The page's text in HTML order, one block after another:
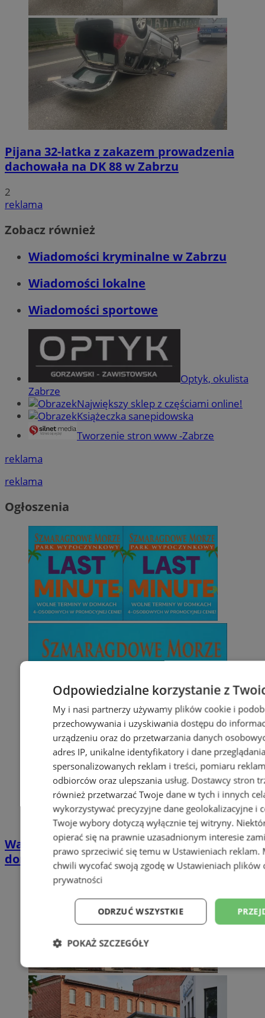
Pijana 32-latka z zakazem prowadzenia
dachowała na DK 88 w Zabrzu
2
reklama
Zobacz również
Wiadomości kryminalne w Zabrzu
Wiadomości lokalne
Wiadomości sportowe
Optyk, okulista
Zabrze
Największy sklep z częściami online!
Książeczka sanepidowska
Tworzenie stron www -Zabrze
reklama
reklama
Ogłoszenia
Wakacyjny wypoczynek nad Bałtykiem w
domkach Szmaragdowe Morze
Odpowiedzialne korzystanie z
My i nasi partnerzy używamy plików cookie i
przechowywania i uzyskiwania dostępu do
urządzeniu oraz do przetwarzania danych
adres IP, unikalne identyfikatory i dane
spersonalizowanych reklam i treści, pomiaru
odbiorców oraz ulepszania usług. Dostawcy stron
również przetwarzać Twoje dane w tych i innych
wykorzystywać precyzyjne dane geolokalizacyjne i
Twoje wybory dotyczą wyłącznie tej witryny.
opierać się na prawnie uzasadnionym interesie
prawo sprzeciwić się temu w Ustawieniach reklam.
chwili wycofać swoją zgodę w Ustawieniach plików
prywatności
ODRZUĆ WSZYSTKIE
POKAŻ SZCZEGÓŁY
Niezbędne Wydajność
Niesklasyfikowane